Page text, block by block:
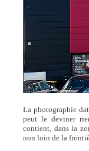
La photographie
peut le deviner
contient, dans la
non loin de la